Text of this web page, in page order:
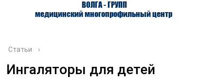
ВОЛГА - ГРУПП
медицинский многопрофильный центр
Статьи ›
Ингаляторы для детей